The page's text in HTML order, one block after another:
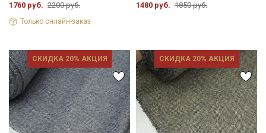
1760 руб. 2200 руб.
Только онлайн-заказ
1480 руб. 1850 руб.
СКИДКА 20% АКЦИЯ СКИДКА 20% АКЦИЯ